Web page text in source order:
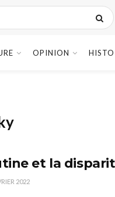
OPINION
et la
2022